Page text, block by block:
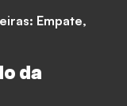
Empate,
da